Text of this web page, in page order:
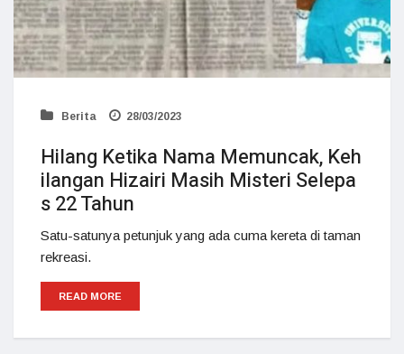
Berita 28/03/2023
Hilang Ketika Nama Memuncak, Keh
ilangan Hizairi Masih Misteri Selepa
s 22 Tahun
Satu-satunya petunjuk yang ada cuma kereta di taman
rekreasi.
READ MORE